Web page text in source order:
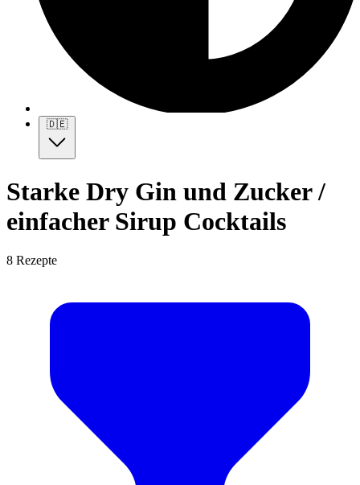
🇩🇪
Starke Dry Gin und Zucker /
einfacher Sirup Cocktails
8 Rezepte